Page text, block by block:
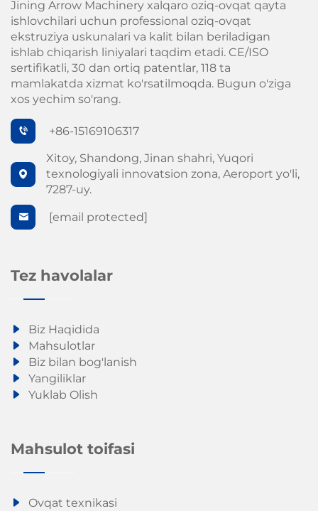
Jining Arrow Machinery xalqaro oziq-ovqat qayta
ishlovchilari uchun professional oziq-ovqat
ekstruziya uskunalari va kalit bilan beriladigan
ishlab chiqarish liniyalari taqdim etadi. CE/ISO
sertifikatli, 30 dan ortiq patentlar, 118 ta
mamlakatda xizmat ko'rsatilmoqda. Bugun o'ziga
xos yechim so'rang.
+86-15169106317
Xitoy, Shandong, Jinan shahri, Yuqori
texnologiyali innovatsion zona, Aeroport yo'li,
7287-uy.
[email protected]
Tez havolalar
Biz Haqidida
Mahsulotlar
Biz bilan bog'lanish
Yangiliklar
Yuklab Olish
Mahsulot toifasi
Ovqat texnikasi